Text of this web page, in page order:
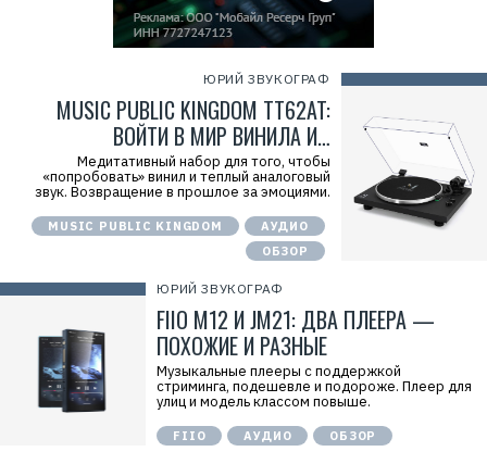
ЮРИЙ ЗВУКОГРАФ
MUSIC PUBLIC KINGDOM TT62AT:
ВОЙТИ В МИР ВИНИЛА И…
Медитативный набор для того, чтобы
«попробовать» винил и теплый аналоговый
звук. Возвращение в прошлое за эмоциями.
MUSIC PUBLIC KINGDOM
АУДИО
ОБЗОР
ЮРИЙ ЗВУКОГРАФ
FIIO M12 И JM21: ДВА ПЛЕЕРА —
ПОХОЖИЕ И РАЗНЫЕ
Музыкальные плееры с поддержкой
стриминга, подешевле и подороже. Плеер для
улиц и модель классом повыше.
FIIO АУДИО ОБЗОР